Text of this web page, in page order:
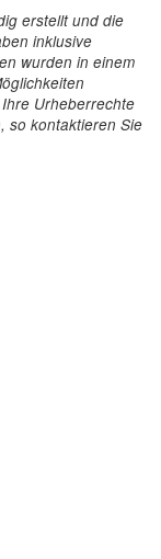
erstellt und die
inklusive
wurden in einem
Urheberrechte
so kontaktieren Sie